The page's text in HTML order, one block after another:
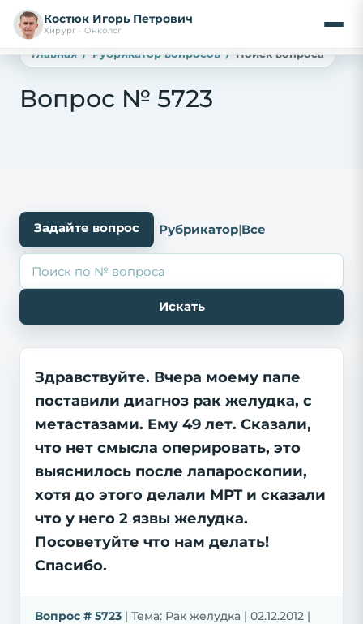
Костюк Игорь Петрович
Хирург · Онколог
Главная Рубрикатор вопросов Поиск вопроса
Вопрос № 5723
Задайте вопрос Рубрикатор|Все
Здравствуйте. Вчера моему папе
поставили диагноз рак желудка, с
метастазами. Ему 49 лет. Сказали,
что нет смысла оперировать, это
выяснилось после лапароскопии,
хотя до этого делали МРТ и сказали
что у него 2 язвы желудка.
Посоветуйте что нам делать!
Спасибо.
Вопрос # 5723 | Тема: Рак желудка | 02.12.2012 |